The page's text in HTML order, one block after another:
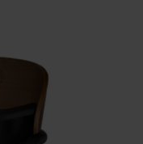
karmienia